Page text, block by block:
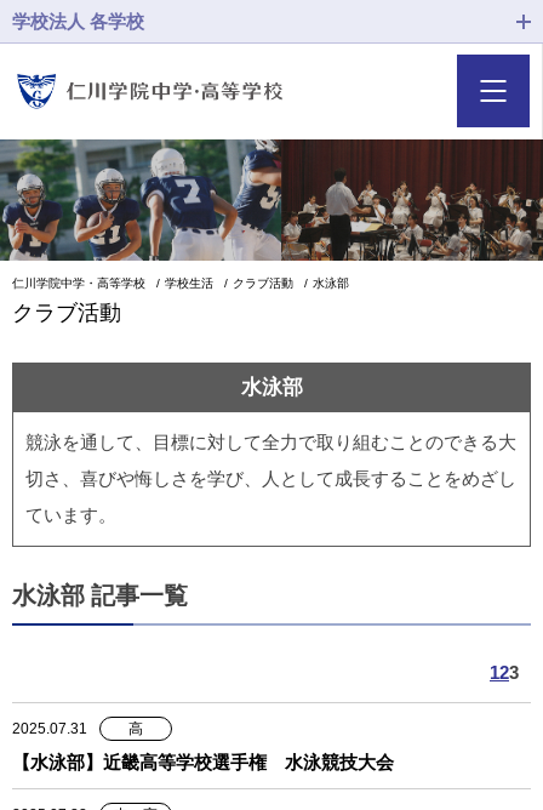
学校法人 各学校
仁川学院中学・高等学校 学校生活 クラブ活動 水泳部
クラブ活動
水泳部
競泳を通して、目標に対して全力で取り組むことのできる大
切さ、喜びや悔しさを学び、人として成長することをめざし
ています。
水泳部 記事一覧
123
2025.07.31 高
【水泳部】近畿高等学校選手権 水泳競技大会